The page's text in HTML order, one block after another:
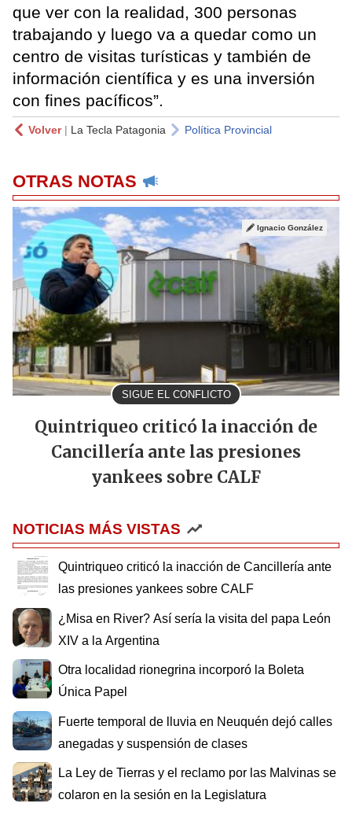
que ver con la realidad, 300 personas
trabajando y luego va a quedar como un
centro de visitas turísticas y también de
información científica y es una inversión
con fines pacíficos”.
Volver| La Tecla Patagonia Política Provincial
OTRAS NOTAS
SIGUE EL CONFLICTO
Ignacio González
Quintriqueo criticó la inacción de
Cancillería ante las presiones
yankees sobre CALF
NOTICIAS MÁS VISTAS
Quintriqueo criticó la inacción de Cancillería ante
las presiones yankees sobre CALF
¿Misa en River? Así sería la visita del papa León
XIV a la Argentina
Otra localidad rionegrina incorporó la Boleta
Única Papel
Fuerte temporal de lluvia en Neuquén dejó calles
anegadas y suspensión de clases
La Ley de Tierras y el reclamo por las Malvinas se
colaron en la sesión en la Legislatura